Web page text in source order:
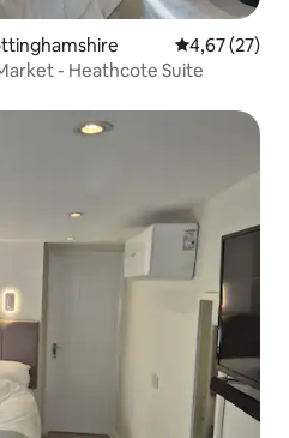
4,67 (27)
- Heathcote Suite